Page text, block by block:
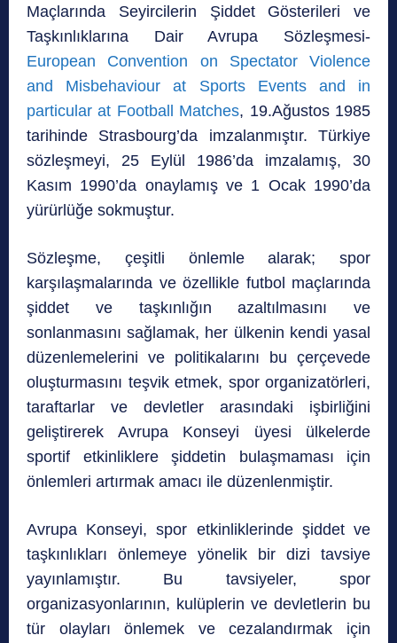
Maçlarında Seyircilerin Şiddet Gösterileri ve
Taşkınlıklarına Dair Avrupa Sözleşmesi-
European Convention on Spectator Violence
and Misbehaviour at Sports Events and in
particular at Football Matches, 19.Ağustos 1985
tarihinde Strasbourg’da imzalanmıştır. Türkiye
sözleşmeyi, 25 Eylül 1986’da imzalamış, 30
Kasım 1990’da onaylamış ve 1 Ocak 1990’da
yürürlüğe sokmuştur.
Sözleşme, çeşitli önlemle alarak; spor
karşılaşmalarında ve özellikle futbol maçlarında
şiddet ve taşkınlığın azaltılmasını ve
sonlanmasını sağlamak, her ülkenin kendi yasal
düzenlemelerini ve politikalarını bu çerçevede
oluşturmasını teşvik etmek, spor organizatörleri,
taraftarlar ve devletler arasındaki işbirliğini
geliştirerek Avrupa Konseyi üyesi ülkelerde
sportif etkinliklere şiddetin bulaşmaması için
önlemleri artırmak amacı ile düzenlenmiştir.
Avrupa Konseyi, spor etkinliklerinde şiddet ve
taşkınlıkları önlemeye yönelik bir dizi tavsiye
yayınlamıştır. Bu tavsiyeler, spor
organizasyonlarının, kulüplerin ve devletlerin bu
tür olayları önlemek ve cezalandırmak için